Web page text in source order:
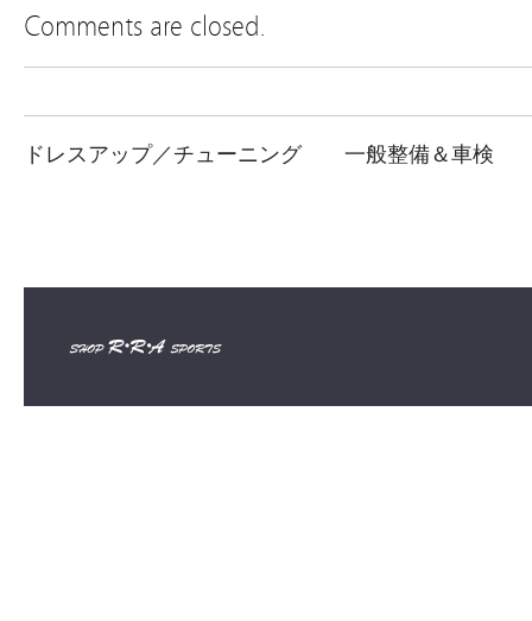
Comments are closed.
ドレスアップ／チューニング 一般整備＆車検